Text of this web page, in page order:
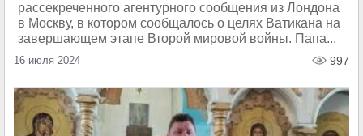
рассекреченного агентурного сообщения из Лондона
в Москву, в котором сообщалось о целях Ватикана на
завершающем этапе Второй мировой войны. Папа...
16 июля 2024 997